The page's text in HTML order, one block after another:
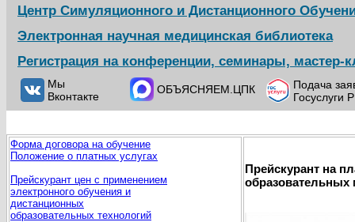
Центр Симуляционного и Дистанционного
Электронная научная медицинская библиотека
Регистрация на конференции, семинары,
Мы
Вконтакте
ОБЪЯСНЯЕМ.ЦПК
Подача
Госуслуги
Форма договора на обучение
Положение о платных услугах
Прейскурант цен c применением
электронного обучения и
дистанционных
образовательных технологий
Прейскурант на